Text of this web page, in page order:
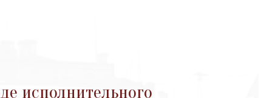
исполнительного